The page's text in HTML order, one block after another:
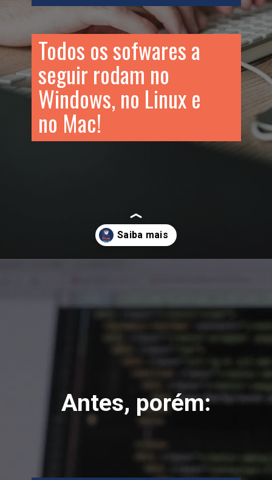
Todos os sofwares a
seguir rodam no
Windows, no Linux e
no Mac!
Antes, porém: